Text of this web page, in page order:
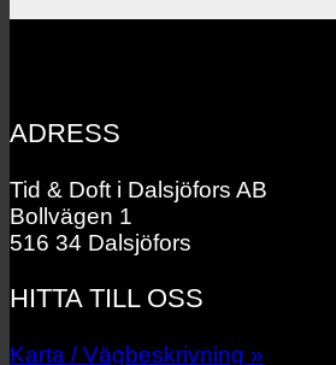
ADRESS
Tid & Doft i Dalsjöfors AB
Bollvägen 1
516 34 Dalsjöfors
HITTA TILL OSS
Karta / Vägbeskrivning »